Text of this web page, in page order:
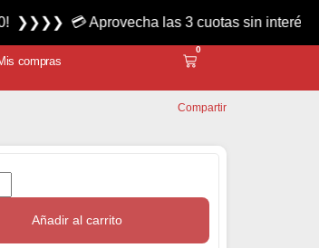
compras
0
Compartir
Añadir al carrito
las 3 cuotas sin interés miércoles